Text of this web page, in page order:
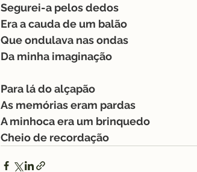
Segurei-a pelos dedos
Era a cauda de um balão
Que ondulava nas ondas
Da minha imaginação
Para lá do alçapão
As memórias eram pardas
A minhoca era um brinquedo
Cheio de recordação